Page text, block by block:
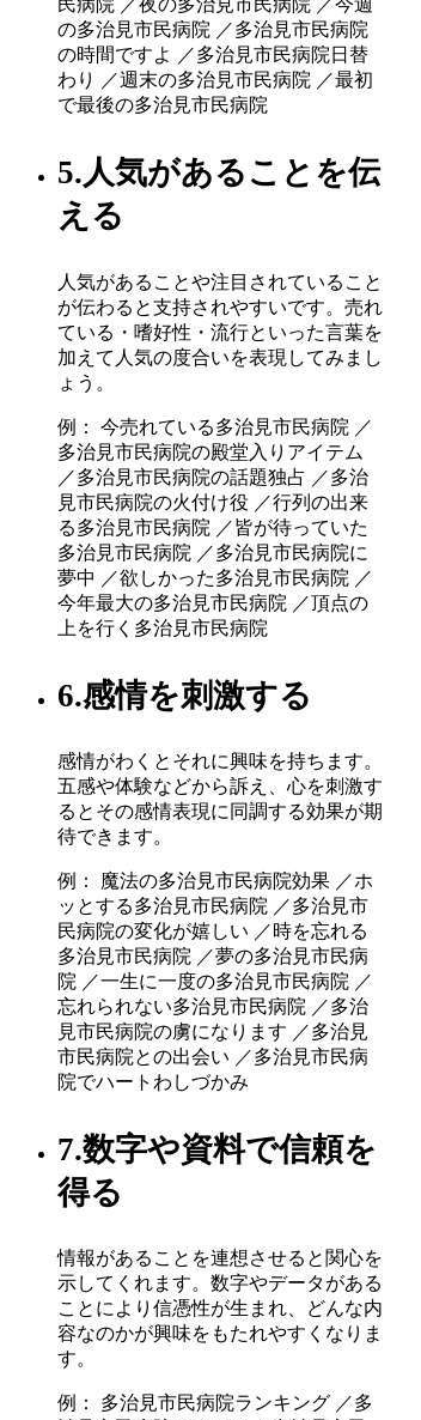
民病院 ／夜の多治見市民病院 ／今週
の多治見市民病院 ／多治見市民病院
の時間ですよ ／多治見市民病院日替
わり ／週末の多治見市民病院 ／最初
で最後の多治見市民病院
5.人気があることを伝
える
人気があることや注目されていること
が伝わると支持されやすいです。売れ
ている・嗜好性・流行といった言葉を
加えて人気の度合いを表現してみまし
ょう。
例： 今売れている多治見市民病院 ／
多治見市民病院の殿堂入りアイテム
／多治見市民病院の話題独占 ／多治
見市民病院の火付け役 ／行列の出来
る多治見市民病院 ／皆が待っていた
多治見市民病院 ／多治見市民病院に
夢中 ／欲しかった多治見市民病院 ／
今年最大の多治見市民病院 ／頂点の
上を行く多治見市民病院
6.感情を刺激する
感情がわくとそれに興味を持ちます。
五感や体験などから訴え、心を刺激す
るとその感情表現に同調する効果が期
待できます。
例： 魔法の多治見市民病院効果 ／ホ
ッとする多治見市民病院 ／多治見市
民病院の変化が嬉しい ／時を忘れる
多治見市民病院 ／夢の多治見市民病
院 ／一生に一度の多治見市民病院 ／
忘れられない多治見市民病院 ／多治
見市民病院の虜になります ／多治見
市民病院との出会い ／多治見市民病
院でハートわしづかみ
7.数字や資料で信頼を
得る
情報があることを連想させると関心を
示してくれます。数字やデータがある
ことにより信憑性が生まれ、どんな内
容なのかが興味をもたれやすくなりま
す。
例： 多治見市民病院ランキング ／多